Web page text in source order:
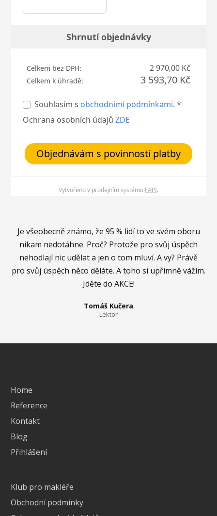
Shrnutí objednávky
Celkem bez DPH: 2 970,00 Kč
Celkem k úhradě: 3 593,70 Kč
Souhlasím s obchodními podmínkami. *
Ochrana osobních údajůZDE
Objednávám s povinností platby
Vytvořeno v prodejním systému FAPI.
Je všeobecně známo, že 95 % lidí to ve svém oboru
nikam nedotáhne. Proč? Protože pro svůj úspěch
nehodlají nic udělat a jen o tom mluví. A vy? Právě
pro svůj úspěch něco děláte. A toho si upřímně vážím.
Jděte do AKCE!
Tomáš Kučera
Lektor
Home
Reference
Kontakt
Blog
Přihlášení
Klub pro makléře
Obchodní podmínky